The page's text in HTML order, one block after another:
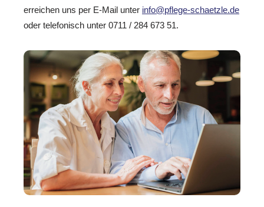
erreichen uns per E-Mail unter info@pflege-schaetzle.de
oder telefonisch unter 0711 / 284 673 51.